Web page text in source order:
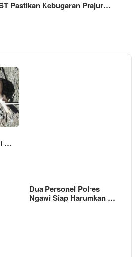
Pastikan Kebugaran Prajur…
…
Dua Personel Polres
Ngawi Siap Harumkan …